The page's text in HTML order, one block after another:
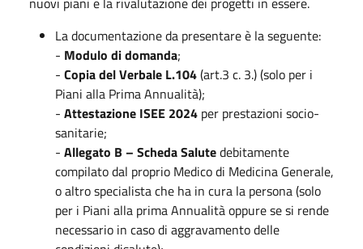
La documentazione da presentare è la seguente:
- Modulo di domanda;
- Copia del Verbale L.104(art.3 c. 3.) (solo per i
Piani alla Prima Annualità);
- Attestazione ISEE 2024 per prestazioni socio-
sanitarie;
- Allegato B – Scheda Salutedebitamente
compilato dal proprio Medico di Medicina Generale,
o altro specialista che ha in cura la persona (solo
per i Piani alla prima Annualità oppure se si rende
necessario in caso di aggravamento delle